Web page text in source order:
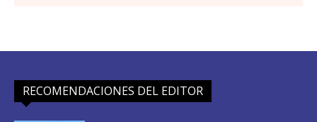
RECOMENDACIONES DEL EDITOR